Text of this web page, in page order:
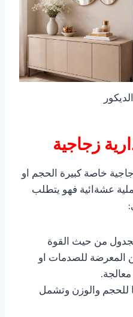
زجاجية
خاصة كبيرة الحجم او
عشةائية فهو يتطلب
من حيث القوة
المعرضة للصدمات او
للحجم والوزن وتشمل